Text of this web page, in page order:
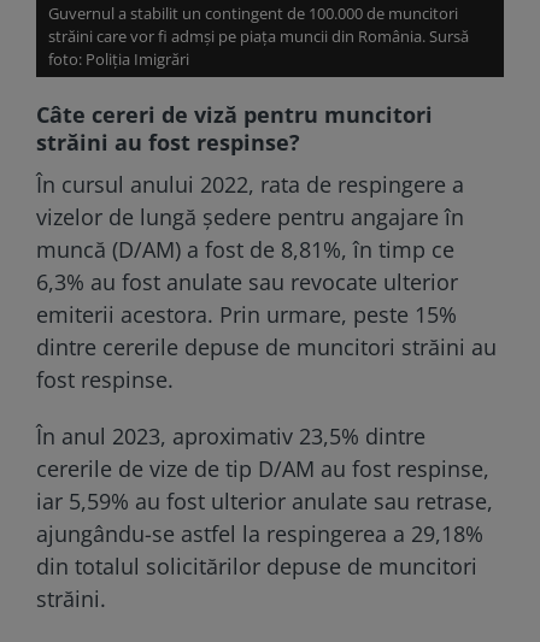
Guvernul a stabilit un contingent de 100.000 de muncitori
străini care vor fi admși pe piața muncii din România. Sursă
foto: Poliția Imigrări
Câte cereri de viză pentru muncitori
străini au fost respinse?
În cursul anului 2022, rata de respingere a
vizelor de lungă ședere pentru angajare în
muncă (D/AM) a fost de 8,81%, în timp ce
6,3% au fost anulate sau revocate ulterior
emiterii acestora. Prin urmare, peste 15%
dintre cererile depuse de muncitori străini au
fost respinse.
În anul 2023, aproximativ 23,5% dintre
cererile de vize de tip D/AM au fost respinse,
iar 5,59% au fost ulterior anulate sau retrase,
ajungându-se astfel la respingerea a 29,18%
din totalul solicitărilor depuse de muncitori
străini.